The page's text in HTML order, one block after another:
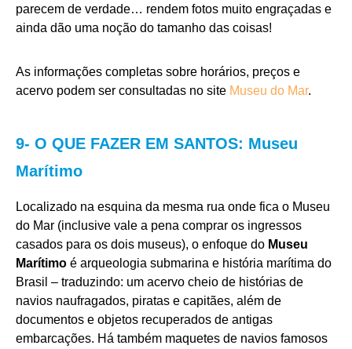
parecem de verdade… rendem fotos muito engraçadas e
ainda dão uma noção do tamanho das coisas!
As informações completas sobre horários, preços e
acervo podem ser consultadas no site Museu do Mar.
9- O QUE FAZER EM SANTOS: Museu
Marítimo
Localizado na esquina da mesma rua onde fica o Museu
do Mar (inclusive vale a pena comprar os ingressos
casados para os dois museus), o enfoque do Museu
Marítimo é arqueologia submarina e história marítima do
Brasil – traduzindo: um acervo cheio de histórias de
navios naufragados, piratas e capitães, além de
documentos e objetos recuperados de antigas
embarcações. Há também maquetes de navios famosos